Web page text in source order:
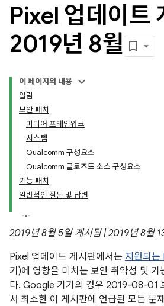
Pixel 업데이트
2019년 8월
이 페이지의 내용
알림
보안 패치
미디어 프레임워크
시스템
Qualcomm 구성요소
Qualcomm 클로즈드 소스 구성요소
기능 패치
일반적인 질문 및 답변
2019년 8월 5일 게시됨 | 2019년 8월
Pixel 업데이트 게시판에서는 지원되는
기)에 영향을 미치는 보안 취약성 및 기
다. Google 기기의 경우 2019-08-01
서 최소한 이 게시판에 언급된 모든 문